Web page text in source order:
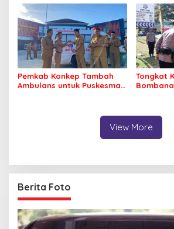
Pemkab Konkep Tambah
Ambulans untuk Puskesmas
Tongkat
View More
Berita Foto